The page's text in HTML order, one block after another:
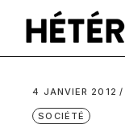
4 JANVIER 2012
SOCIÉTÉ